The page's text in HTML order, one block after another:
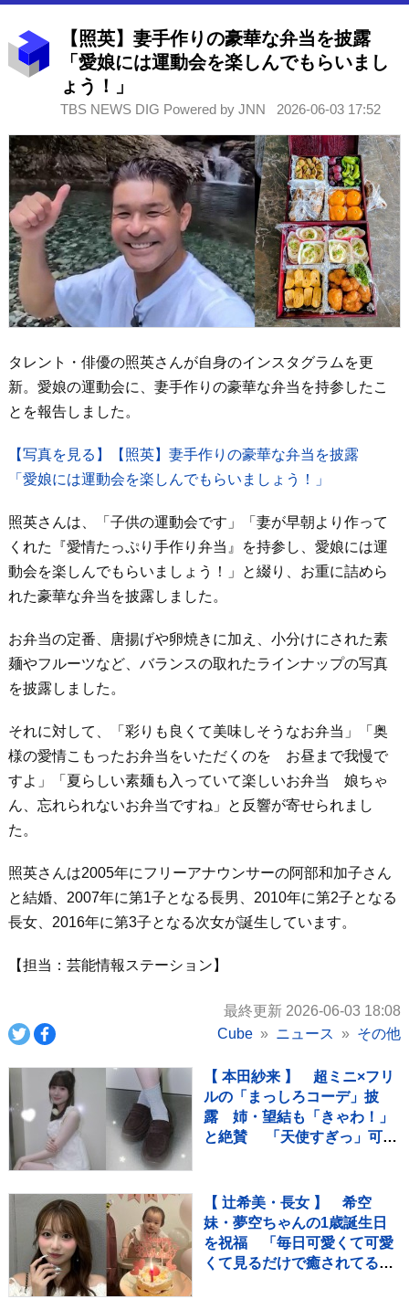
【照英】妻手作りの豪華な弁当を披露
「愛娘には運動会を楽しんでもらいまし
ょう！」
TBS NEWS DIG Powered by JNN 2026-06-03 17:52
タレント・俳優の照英さんが自身のインスタグラムを更
新。愛娘の運動会に、妻手作りの豪華な弁当を持参したこ
とを報告しました。
【写真を見る】【照英】妻手作りの豪華な弁当を披露
「愛娘には運動会を楽しんでもらいましょう！」
照英さんは、「子供の運動会です」「妻が早朝より作って
くれた『愛情たっぷり手作り弁当』を持参し、愛娘には運
動会を楽しんでもらいましょう！」と綴り、お重に詰めら
れた豪華な弁当を披露しました。
お弁当の定番、唐揚げや卵焼きに加え、小分けにされた素
麺やフルーツなど、バランスの取れたラインナップの写真
を披露しました。
それに対して、「彩りも良くて美味しそうなお弁当」「奥
様の愛情こもったお弁当をいただくのを お昼まで我慢で
すよ」「夏らしい素麺も入っていて楽しいお弁当 娘ちゃ
ん、忘れられないお弁当ですね」と反響が寄せられまし
た。
照英さんは2005年にフリーアナウンサーの阿部和加子さん
と結婚、2007年に第1子となる長男、2010年に第2子となる
長女、2016年に第3子となる次女が誕生しています。
【担当：芸能情報ステーション】
最終更新 2026-06-03 18:08
Cube
ニュース その他
【 本田紗来 】 超ミニ×フリ
ルの「まっしろコーデ」披
露 姉・望結も「きゃわ！」
と絶賛 「天使すぎっ」可愛
【 辻希美・長女 】 希空
妹・夢空ちゃんの1歳誕生日
を祝福 「毎日可愛くて可愛
くて見るだけで癒されてる